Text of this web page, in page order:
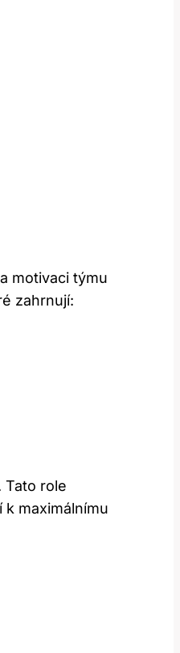
motivaci týmu
‌zahrnují:
Tato role
maximálnímu